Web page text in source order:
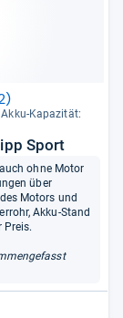
Akku-​Kapa­zi­tät:
Sport
ohne Motor
über
Motors und
Akku-Stand
Preis.